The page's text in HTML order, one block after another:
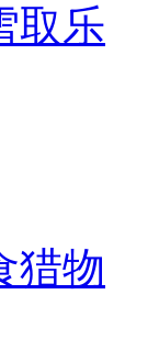
取乐
猎物